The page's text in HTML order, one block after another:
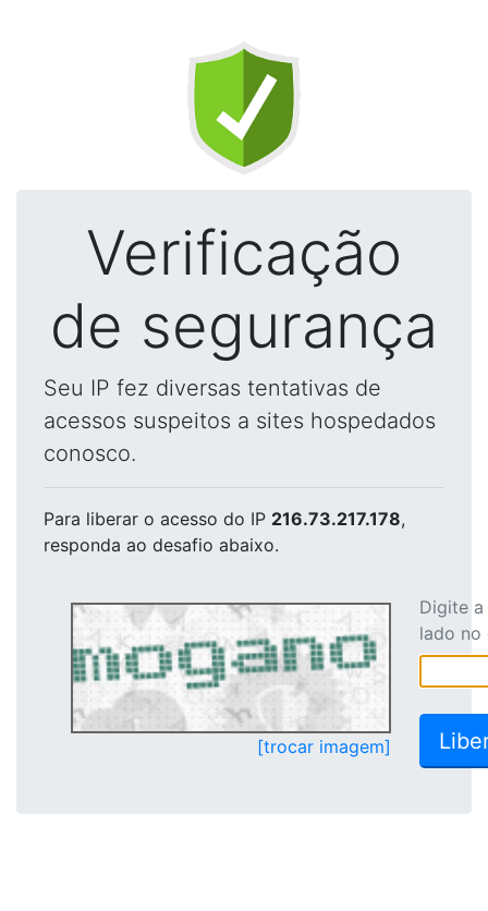
Verificação
de segurança
Seu IP fez diversas tentativas de
acessos suspeitos a sites hospedados
conosco.
Para liberar o acesso do IP 216.73.217.178,
responda ao desafio abaixo.
[trocar imagem]
Digite
lado no